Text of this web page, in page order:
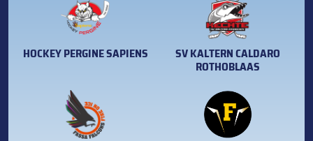
HOCKEY PERGINE SAPIENS SV KALTERN CALDARO
ROTHOBLAAS